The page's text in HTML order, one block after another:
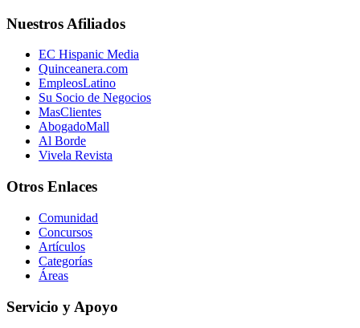
Nuestros Afiliados
EC Hispanic Media
Quinceanera.com
EmpleosLatino
Su Socio de Negocios
MasClientes
AbogadoMall
Al Borde
Vivela Revista
Otros Enlaces
Comunidad
Concursos
Artículos
Categorías
Áreas
Servicio y Apoyo